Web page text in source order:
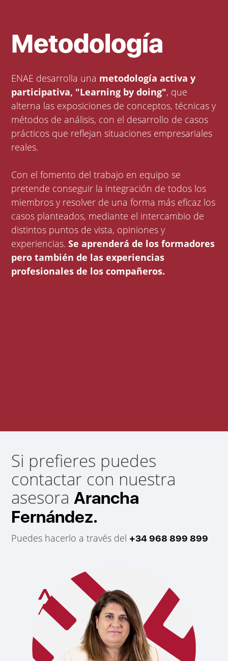
Metodología
ENAE desarrolla una metodología activa y
participativa, "Learning by doing", que
alterna las exposiciones de conceptos, técnicas y
métodos de análisis, con el desarrollo de casos
prácticos que reflejan situaciones empresariales
reales.
Con el fomento del trabajo en equipo se
pretende conseguir la integración de todos los
miembros y resolver de una forma más eficaz los
casos planteados, mediante el intercambio de
distintos puntos de vista, opiniones y
experiencias. Se aprenderá de los formadores
pero también de las experiencias
profesionales de los compañeros.
Si prefieres puedes
contactar con nuestra
asesoraArancha
Fernández.
Puedes hacerlo a través del +34 968 899 899